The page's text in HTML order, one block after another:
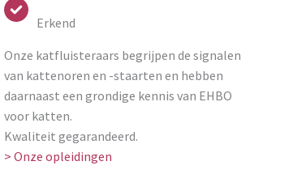
Erkend
Onze katfluisteraars begrijpen de signalen
van kattenoren en -staarten en hebben
daarnaast een grondige kennis van EHBO
voor katten.
Kwaliteit gegarandeerd.
> Onze opleidingen